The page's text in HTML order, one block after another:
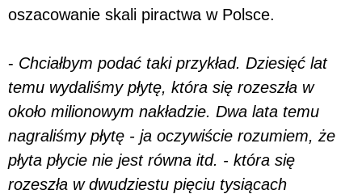
oszacowanie skali piractwa w Polsce.
- Chciałbym podać taki przykład. Dziesięć lat
temu wydaliśmy płytę, która się rozeszła w
około milionowym nakładzie. Dwa lata temu
nagraliśmy płytę - ja oczywiście rozumiem, że
płyta płycie nie jest równa itd. - która się
rozeszła w dwudziestu pięciu tysiącach